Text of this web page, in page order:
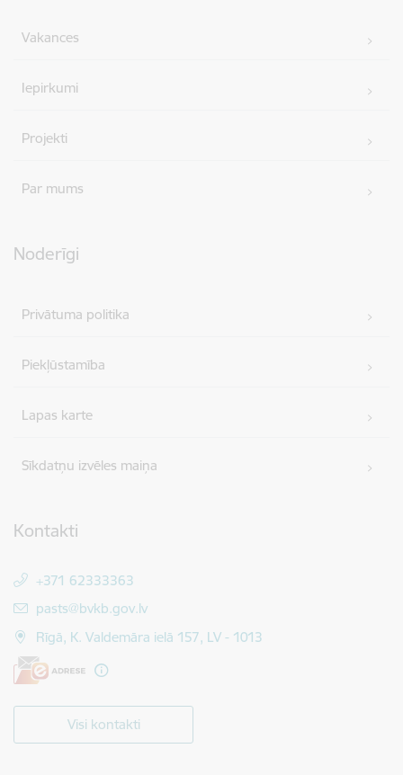
Vakances
Iepirkumi
Projekti
Par mums
Noderīgi
Privātuma politika
Piekļūstamība
Lapas karte
Sīkdatņu izvēles maiņa
Kontakti
+371 62333363
E-pasts:
pasts@bvkb.gov.lv
Rīgā, K. Valdemāra ielā 157, LV - 1013
Visi kontakti